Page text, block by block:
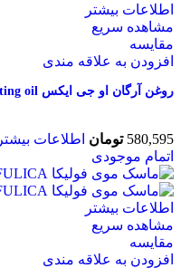
اطلاعات بیشتر
مشاهده سریع
مقایسه
افزودن به علاقه مندی
روغن آرگان او جی ايکس OGX argan oil of morocco penetrating oil
580,595 تومان اطلاعات بیشتر
اتمام موجودی
اطلاعات بیشتر
مشاهده سریع
مقایسه
افزودن به علاقه مندی